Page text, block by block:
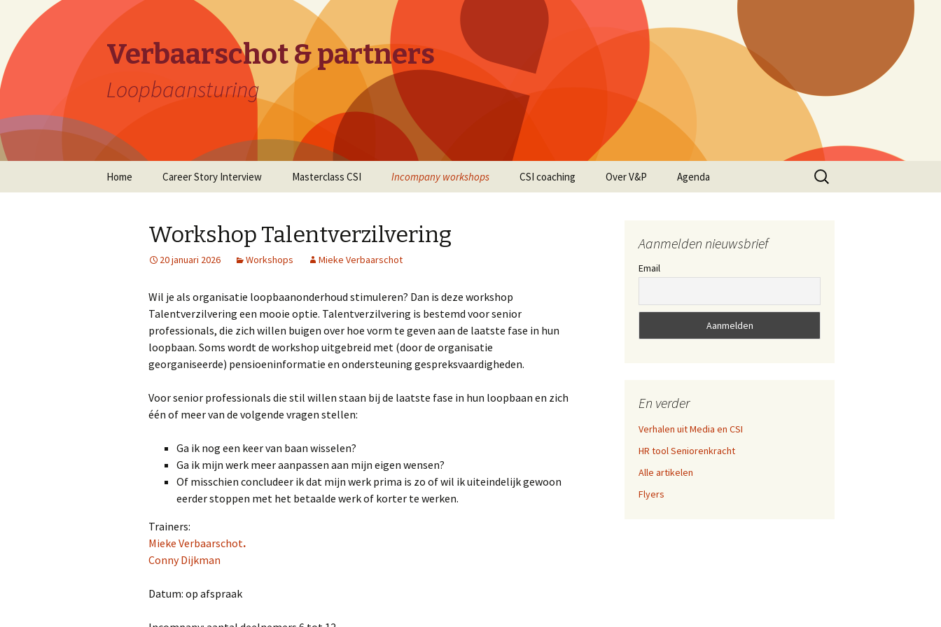
Verbaarschot & partners
Loopbaansturing
Home Career Story Interview Masterclass CSI Incompany workshops CSI coaching Over V&P Agenda
Zoeken
naar:
Workshop Talentverzilvering
20 januari 2026 Workshops Mieke Verbaarschot
Wil je als organisatie loopbaanonderhoud stimuleren? Dan is deze workshop
Talentverzilvering een mooie optie. Talentverzilvering is bestemd voor senior
professionals, die zich willen buigen over hoe vorm te geven aan de laatste fase in hun
loopbaan. Soms wordt de workshop uitgebreid met (door de organisatie
georganiseerde) pensioeninformatie en ondersteuning gespreksvaardigheden.
Voor senior professionals die stil willen staan bij de laatste fase in hun loopbaan en zich
één of meer van de volgende vragen stellen:
Ga ik nog een keer van baan wisselen?
Ga ik mijn werk meer aanpassen aan mijn eigen wensen?
Of misschien concludeer ik dat mijn werk prima is zo of wil ik uiteindelijk gewoon
eerder stoppen met het betaalde werk of korter te werken.
Trainers:
Mieke Verbaarschot.
Conny Dijkman
Datum: op afspraak
Aanmelden nieuwsbrief
Email
En verder
Verhalen uit Media en CSI
HR tool Seniorenkracht
Alle artikelen
Flyers